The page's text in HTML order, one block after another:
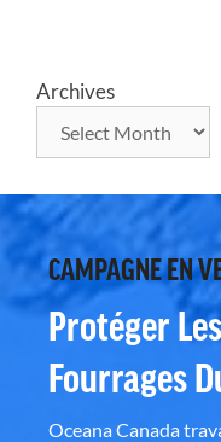
Archives
CAMPAGNE EN
Protéger
Fourrages
Oceana Canada